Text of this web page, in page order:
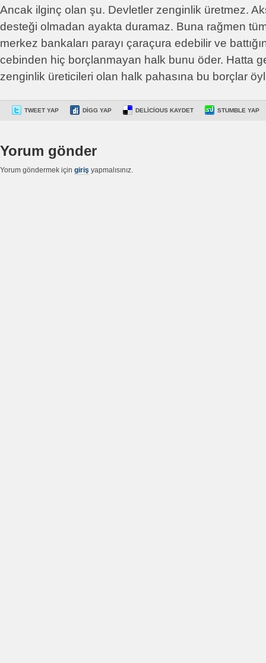
Ancak ilginç olan şu. Devletler zenginlik üretmez.
desteği olmadan ayakta duramaz. Buna rağmen tüm
merkez bankaları parayı çaraçura edebilir ve
cebinden hiç borçlanmayan halk bunu öder. Hatta
zenginlik üreticileri olan halk pahasına bu borçlar
TWEET YAP DIGG YAP DELICIOUS KAYDET STUMBLE YAP
Yorum gönder
Yorum göndermek için giriş yapmalısınız.